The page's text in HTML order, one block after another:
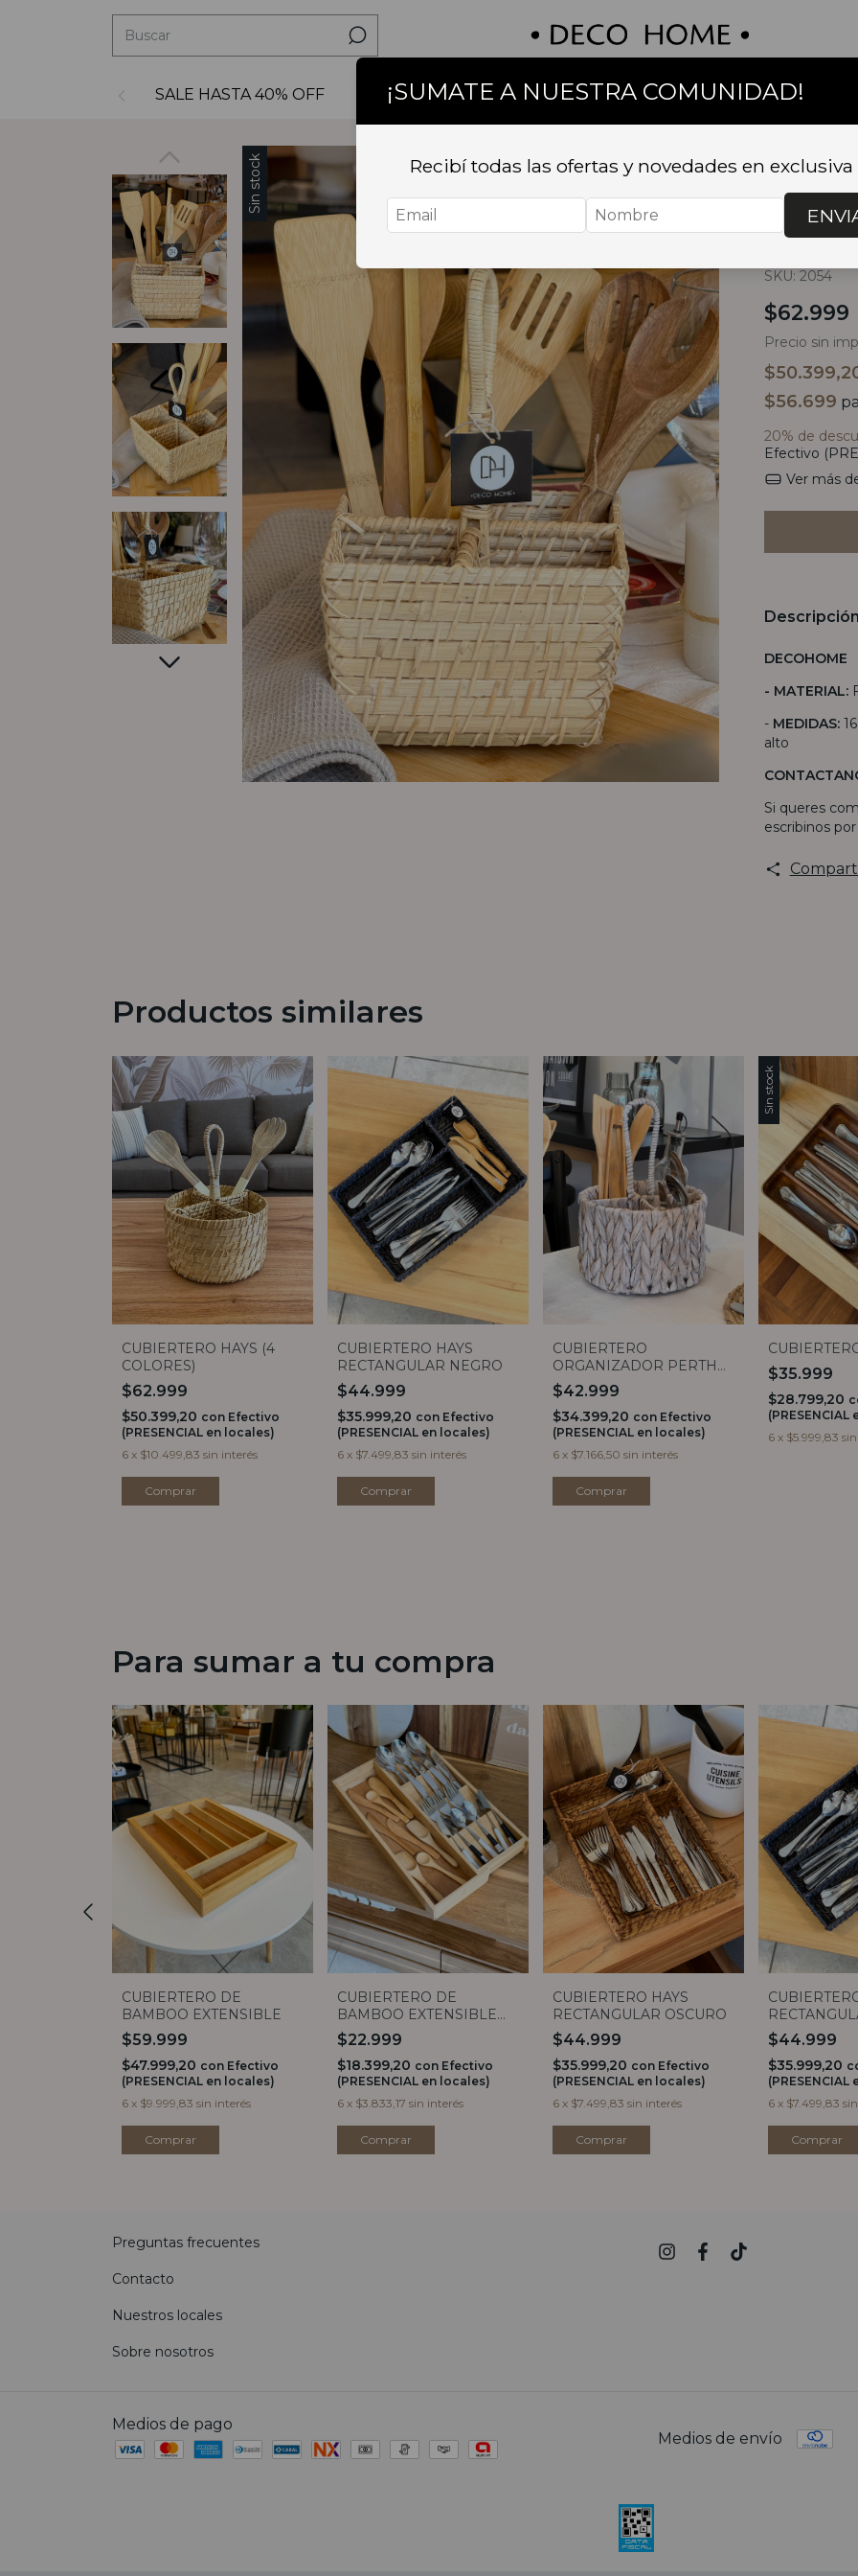
SALE HASTA 40% OFF Decoracion Textil Bazar Baño Muebles Sillas y
Sin stock Inicio .
SKU: 2054
$62.999
Precio sin
$56.699
20% de
Efectivo
Ver más
DECOHOME
- MATERIAL:
- MEDIDAS:
alto
Si queres
escribinos
Productos similares
CUBIERTERO HAYS (4
COLORES)
$62.999
$50.399,20 con Efectivo
(PRESENCIAL en locales)
6 x $10.499,83 sin interés
Comprar
CUBIERTERO HAYS
RECTANGULAR NEGRO
$44.999
$35.999,20 con Efectivo
(PRESENCIAL en locales)
6 x $7.499,83 sin interés
CUBIERTERO
ORGANIZADOR PERTH
BLANCO
$42.999
$34.399,20 con Efectivo
(PRESENCIAL en locales)
6 x $7.166,50 sin interés
Sin stock
$35.999
$28.799,20
6 x $5.999,83
Para sumar a tu compra
CUBIERTERO DE
BAMBOO EXTENSIBLE
$59.999
$47.999,20 con Efectivo
(PRESENCIAL en locales)
6 x $9.999,83 sin interés
CUBIERTERO DE
BAMBOO EXTENSIBLE
SMALL
$22.999
$18.399,20 con Efectivo
(PRESENCIAL en locales)
6 x $3.833,17 sin interés
CUBIERTERO HAYS
RECTANGULAR OSCURO
$44.999
$35.999,20 con Efectivo
(PRESENCIAL en locales)
6 x $7.499,83 sin interés
$44.999
$35.999,20
6 x $7.499,83
Preguntas frecuentes
Contacto
Nuestros locales
Sobre nosotros
Medios de pago
Medios de envío
¡SUMATE A NUESTRA COMUNIDAD!
Recibí todas las ofertas y novedades en exclusiva